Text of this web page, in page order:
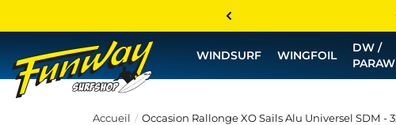
WINDSURF WINGFOIL
DW /
Accueil Occasion Rallonge XO Sails Alu Universel SDM -